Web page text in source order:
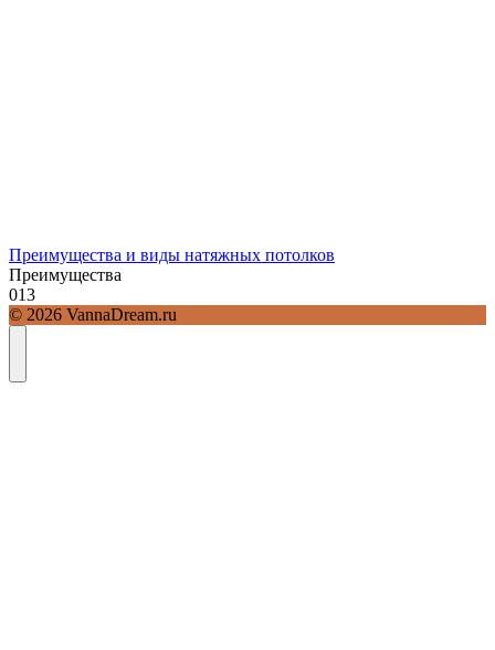
Преимущества и виды натяжных потолков
Преимущества
013
© 2026 VannaDream.ru